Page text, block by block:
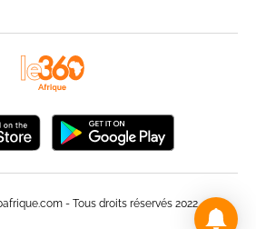
- Tous droits réservés 2022